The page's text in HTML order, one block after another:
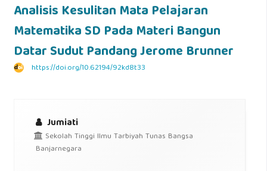
Analisis Kesulitan Mata Pelajaran
Matematika SD Pada Materi Bangun
Datar Sudut Pandang Jerome Brunner
https://doi.org/10.62194/92kd8t33
Jumiati
Sekolah Tinggi Ilmu Tarbiyah Tunas Bangsa
Banjarnegara